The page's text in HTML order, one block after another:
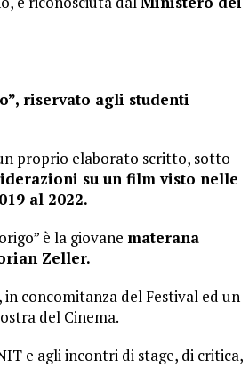
riservato agli studenti
proprio elaborato scritto, sotto
su un film visto nelle
al 2022.
è la giovane materana
Zeller.
, in concomitanza del Festival ed un
del Cinema.
e agli incontri di stage, di critica,